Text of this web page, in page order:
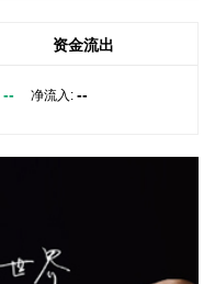
态、建立长效流量机
常态化政企沟通机制，
部部长李国英主持专题
资金流出
-- 净流入: --